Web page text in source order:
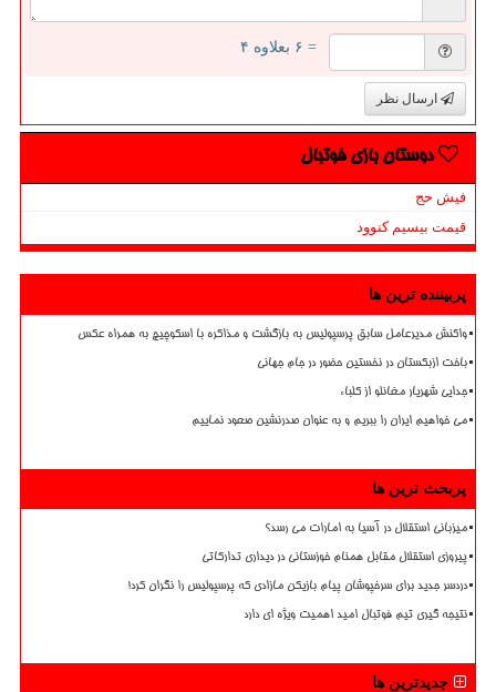
= ۶ بعلاوه ۴
ارسال نظر
دوستان بازی فوتبال
فیش حج
قیمت بیسیم کنوود
پربیننده ترین ها
واکنش مدیرعامل سابق پرسپولیس به بازگشت و مذاکره با اسکوچیچ به همراه عکس
باخت ازبکستان در نخستین حضور در جام جهانی
جدایی شهریار مغانلو از کلباء
می خواهیم ایران را ببریم و به عنوان صدرنشین صعود نماییم
پربحث ترین ها
میزبانی استقلال در آسیا به امارات می رسد؟
پیروزی استقلال مقابل همنام خوزستانی در دیداری تدارکاتی
دردسر جدید برای سرخپوشان پیام بازیکن مازادی که پرسپولیس را نگران کرد!
نتیجه گیری تیم فوتبال امید اهمیت ویژه ای دارد
جدیدترین ها